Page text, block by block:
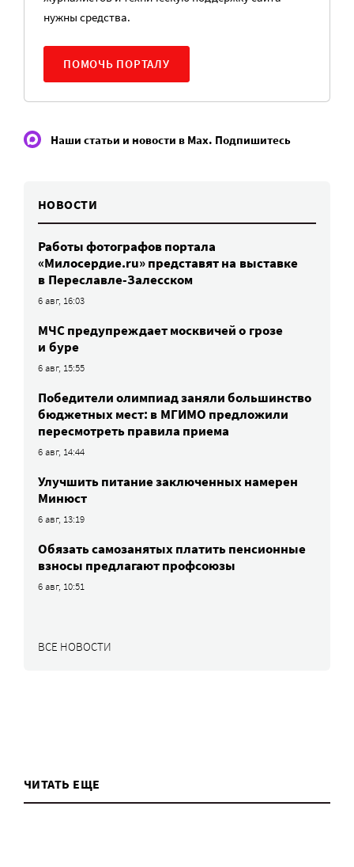
нужны средства.
ПОМОЧЬ ПОРТАЛУ
Наши статьи и новости в Max. Подпишитесь
НОВОСТИ
Работы фотографов портала
«Милосердие.ru» представят на выставке
в Переславле-Залесском
6 авг, 16:03
МЧС предупреждает москвичей о грозе
и буре
6 авг, 15:55
Победители олимпиад заняли большинство
бюджетных мест: в МГИМО предложили
пересмотреть правила приема
6 авг, 14:44
Улучшить питание заключенных намерен
Минюст
6 авг, 13:19
Обязать самозанятых платить пенсионные
взносы предлагают профсоюзы
6 авг, 10:51
ВСЕ НОВОСТИ
ЧИТАТЬ ЕЩЕ